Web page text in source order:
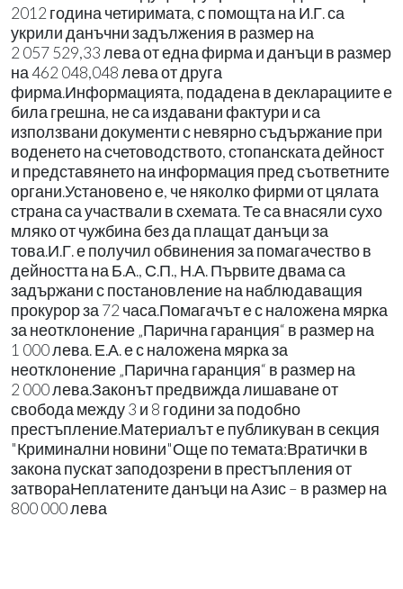
2012 година четиримата, с помощта на И.Г. са
укрили данъчни задължения в размер на
2 057 529,33 лева от една фирма и данъци в размер
на 462 048,048 лева от друга
фирма.Информацията, подадена в декларациите е
била грешна, не са издавани фактури и са
използвани документи с невярно съдържание при
воденето на счетоводството, стопанската дейност
и представянето на информация пред съответните
органи.Установено е, че няколко фирми от цялата
страна са участвали в схемата. Те са внасяли сухо
мляко от чужбина без да плащат данъци за
това.И.Г. е получил обвинения за помагачество в
дейността на Б.А., С.П., Н.А. Първите двама са
задържани с постановление на наблюдаващия
прокурор за 72 часа.Помагачът е с наложена мярка
за неотклонение „Парична гаранция“ в размер на
1 000 лева. Е.А. е с наложена мярка за
неотклонение „Парична гаранция“ в размер на
2 000 лева.Законът предвижда лишаване от
свобода между 3 и 8 години за подобно
престъпление.Материалът е публикуван в секция
"Криминални новини"Още по темата:Вратички в
закона пускат заподозрени в престъпления от
затвораНеплатените данъци на Азис – в размер на
800 000 лева